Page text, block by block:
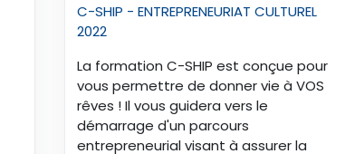
C-SHIP - ENTREPRENEURIAT CULTUREL
2022
La formation C-SHIP est conçue pour
vous permettre de donner vie à VOS
rêves ! Il vous guidera vers le
démarrage d'un parcours
entrepreneurial visant à assurer la